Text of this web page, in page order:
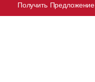
Получить Предложение